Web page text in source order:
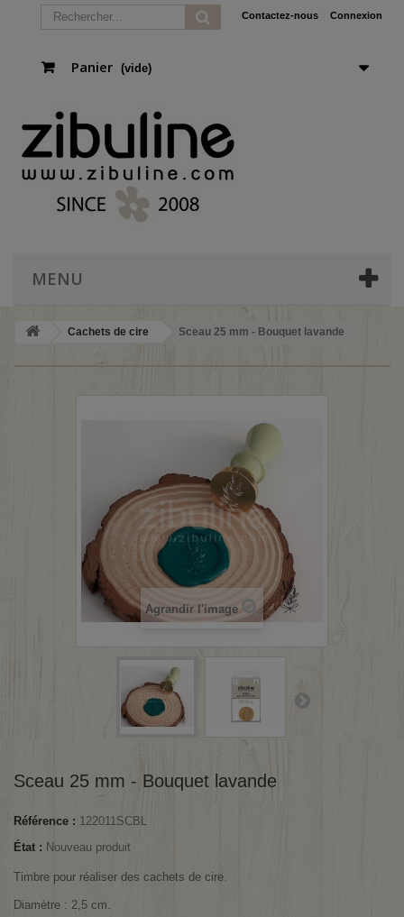
Connexion
Contactez-nous
Panier (vide)
MENU
Cachets de cire Sceau 25 mm - Bouquet lavande
Agrandir l'image
Sceau 25 mm - Bouquet lavande
Référence : 122011SCBL
État : Nouveau produit
Timbre pour réaliser des cachets de cire.
Diamètre : 2,5 cm.